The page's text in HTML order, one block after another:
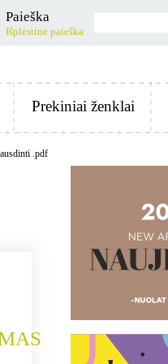
Paieška
Išplėstinė paieška
Prekiniai ženklai
.pdf